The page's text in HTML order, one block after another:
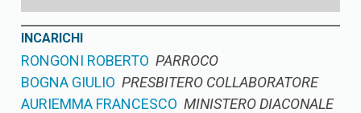
INCARICHI
RONGONI ROBERTO PARROCO
BOGNA GIULIO PRESBITERO COLLABORATORE
AURIEMMA FRANCESCO MINISTERO DIACONALE